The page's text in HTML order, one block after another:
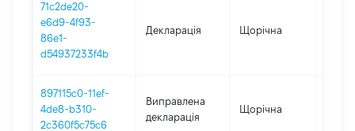
71c2de20-
e6d9-4f93-
86e1-
d54937233f4b
Декларація Щорічна
897115c0-11ef-
4de8-b310-
2c360f5c75c6
Виправлена
декларація
Щорічна